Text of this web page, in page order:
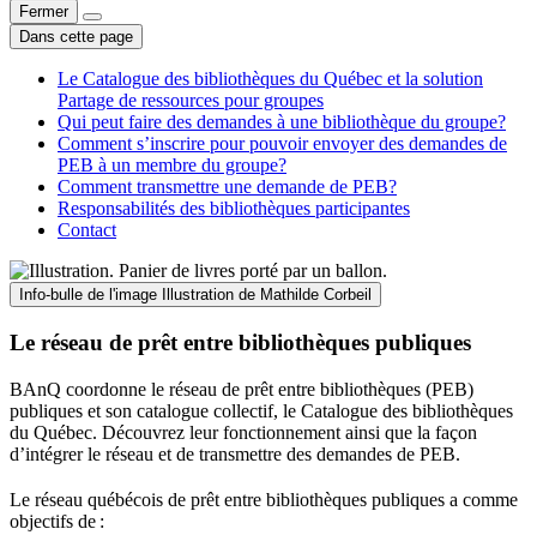
Fermer
Dans cette page
Le Catalogue des bibliothèques du Québec et la solution
Partage de ressources pour groupes
Qui peut faire des demandes à une bibliothèque du groupe?
Comment s’inscrire pour pouvoir envoyer des demandes de
PEB à un membre du groupe?
Comment transmettre une demande de PEB?
Responsabilités des bibliothèques participantes
Contact
Info-bulle de l'image Illustration de Mathilde Corbeil
Le réseau de prêt entre bibliothèques publiques
BAnQ coordonne le réseau de prêt entre bibliothèques (PEB)
publiques et son catalogue collectif, le Catalogue des bibliothèques
du Québec. Découvrez leur fonctionnement ainsi que la façon
d’intégrer le réseau et de transmettre des demandes de PEB.
Le réseau québécois de prêt entre bibliothèques publiques a comme
objectifs de :